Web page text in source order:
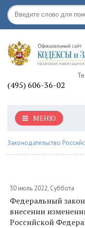
(495) 606-36-02
МЕНЮ
Законодательство
30 июль 2022, Суббота
Федеральный
внесении
Российской